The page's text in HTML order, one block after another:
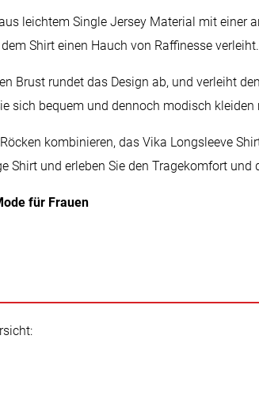
leichtem Single Jersey Material mit
Shirt einen Hauch von Raffinesse verleiht.
Brust rundet das Design ab, und verleiht
sich bequem und dennoch modisch kleiden
kombinieren, das Vika Longsleeve
Shirt und erleben Sie den Tragekomfort und
für Frauen